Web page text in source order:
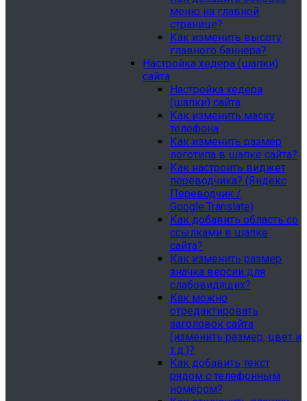
меню на главной
странице?
Как изменить высоту
главного баннера?
Настройка хедера (шапки)
сайта
Настройка хедера
(шапки) сайта
Как изменить маску
телефона
Как изменить размер
логотипа в шапке сайта?
Как настроить виджет
переводчика? (Яндекс
Переводчик /
Google.Translate)
Как добавить область со
ссылками в шапке
сайта?
Как изменить размер
значка версии для
слабовидящих?
Как можно
отредактировать
заголовок сайта
(изменить размер, цвет и
т.д.)?
Как добавить текст
рядом с телефонным
номером?